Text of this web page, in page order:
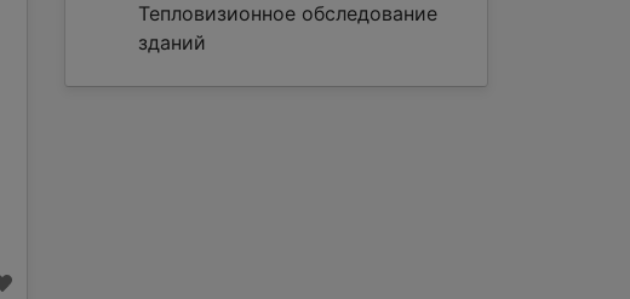
Тепловизионное обследование
зданий